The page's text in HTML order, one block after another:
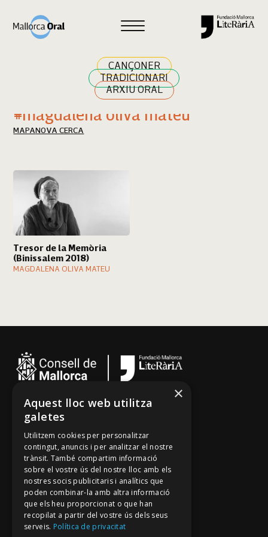
CANÇONER
TRADICIONARI
ARXIU ORAL
Cercar
Resultats cerca
#magdalena oliva mateu
MAPA NOVA CERCA
Tresor de la Memòria
(Binissalem 2018)
MAGDALENA OLIVA MATEU
Cançoner
Tradicionari
Arxiu Oral
Contacte
Segueix-nos
Mallorca Oral, un projecte de
×
Aquest lloc web utilitza
galetes
Utilitzem cookies per personalitzar
contingut, anuncis i per analitzar el nostre
trànsit. També compartim informació
sobre el vostre ús del nostre lloc amb els
nostres socis publicitaris i analítics que
poden combinar-la amb altra informació
que els heu proporcionat o que han
recopilat a partir del vostre ús dels seus
serveis. Política de privacitat